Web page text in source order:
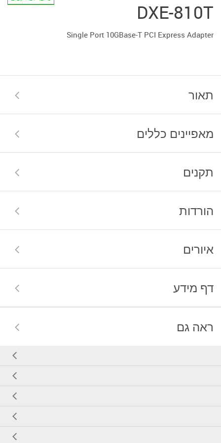
DXE-810T
Single Port 10GBase-T PCI Express Adapter
תאור
מאפיינים כללים
תקנים
הורדות
איורים
דף מידע
ראה גם